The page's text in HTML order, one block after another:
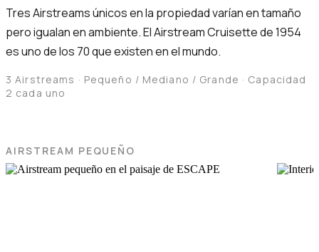
Tres Airstreams únicos en la propiedad varían en tamaño
pero igualan en ambiente. El Airstream Cruisette de 1954
es uno de los 70 que existen en el mundo.
3 Airstreams · Pequeño / Mediano / Grande · Capacidad
2 cada uno
AIRSTREAM PEQUEÑO